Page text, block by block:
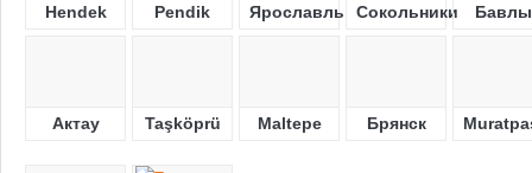
Hendek Pendik Ярославль Сокольники Бавлы
Актау Taşköprü Maltepe Брянск